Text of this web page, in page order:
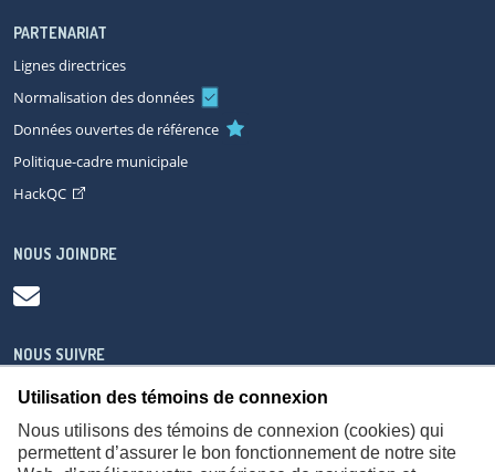
Utilisation des témoins de connexion
Nous utilisons des témoins de connexion (cookies) qui
permettent d’assurer le bon fonctionnement de notre site
PARTENARIAT
Lignes directrices
Normalisation des données
Données ouvertes de référence
Politique-cadre municipale
HackQC
NOUS JOINDRE
NOUS SUIVRE